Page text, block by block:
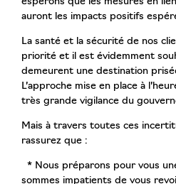
auront les impacts positifs
La santé et la sécurité de nos
priorité et il est évidemment
demeurent une destination
L’approche mise en place à
très grande vigilance du
Mais à travers toutes ces
rassurez que :
* Nous préparons pour vous
sommes impatients de vous